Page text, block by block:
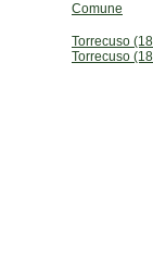
Comune
Torrecuso
Torrecuso